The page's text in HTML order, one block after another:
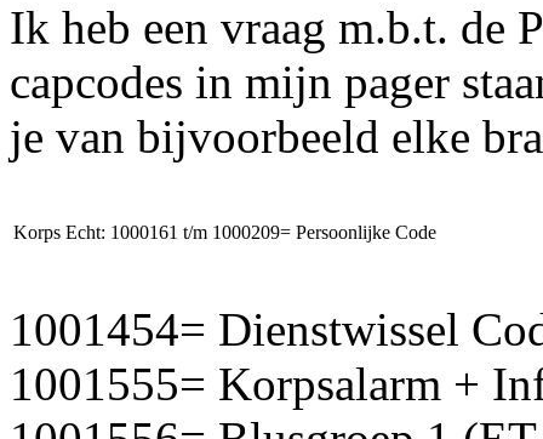
Ik heb een vraag m.b.t. de
capcodes in mijn pager
je van bijvoorbeeld elke
Korps Echt: 1000161 t/m 1000209= Persoonlijke Code
1001454= Dienstwissel
1001555= Korpsalarm +